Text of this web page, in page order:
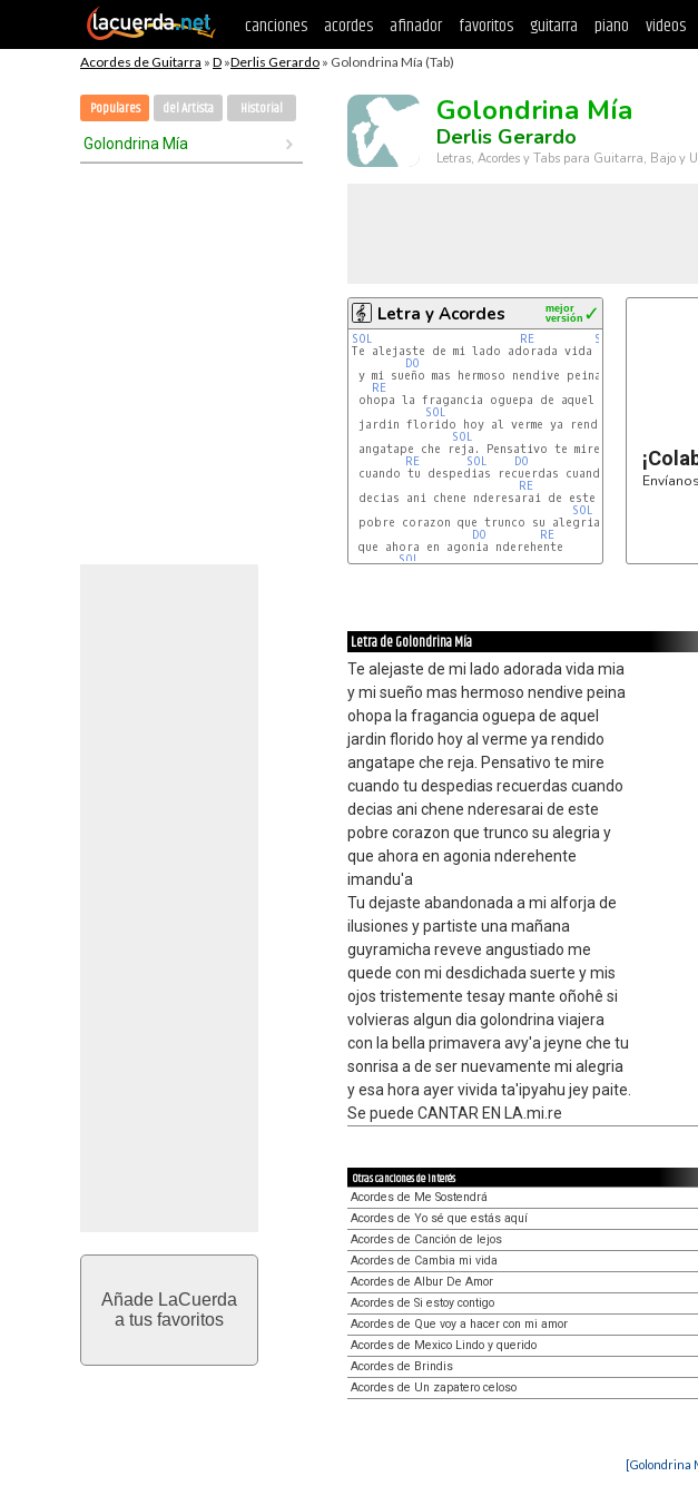
canciones acordes afinador favoritos guitarra piano videos
Acordes de Guitarra » D »Derlis Gerardo » Golondrina Mía (Tab)
Populares del Artista Historial
Golondrina Mía
Añade LaCuerda
a tus favoritos
Golondrina Mía
Derlis Gerardo
Letras, Acordes y Tabs para Guitarra, Bajo y
Letra y Acordes ✓
mejor
versión
SOL RE
SOL
Te alejaste de mi lado adorada vida mia
DO
y mi sueño mas hermoso nendive peina
RE
ohopa la fragancia oguepa de aquel
SOL
jardin florido hoy al verme ya rendido
SOL
angatape che reja. Pensativo te mire
RE
SOL
DO
cuando tu despedias recuerdas cuando
RE
decias ani chene nderesarai de este
SOL
pobre corazon que trunco su alegria y
DO
RE
que ahora en agonia nderehente
SOL
Letra de Golondrina Mía
Te alejaste de mi lado adorada vida mia
y mi sueño mas hermoso nendive peina
ohopa la fragancia oguepa de aquel
jardin florido hoy al verme ya rendido
angatape che reja. Pensativo te mire
cuando tu despedias recuerdas cuando
decias ani chene nderesarai de este
pobre corazon que trunco su alegria y
que ahora en agonia nderehente
imandu'a
Tu dejaste abandonada a mi alforja de
ilusiones y partiste una mañana
guyramicha reveve angustiado me
quede con mi desdichada suerte y mis
ojos tristemente tesay mante oñohê si
volvieras algun dia golondrina viajera
con la bella primavera avy'a jeyne che tu
sonrisa a de ser nuevamente mi alegria
y esa hora ayer vivida ta'ipyahu jey paite.
Se puede CANTAR EN LA.mi.re
Otras canciones de interés
Acordes de Me Sostendrá
Acordes de Yo sé que estás aquí
Acordes de Canción de lejos
Acordes de Cambia mi vida
Acordes de Albur De Amor
Acordes de Si estoy contigo
Acordes de Que voy a hacer con mi amor
Acordes de Mexico Lindo y querido
Acordes de Brindis
Acordes de Un zapatero celoso
[Golondrina